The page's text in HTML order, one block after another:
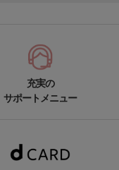
充実の
サポートメニュー